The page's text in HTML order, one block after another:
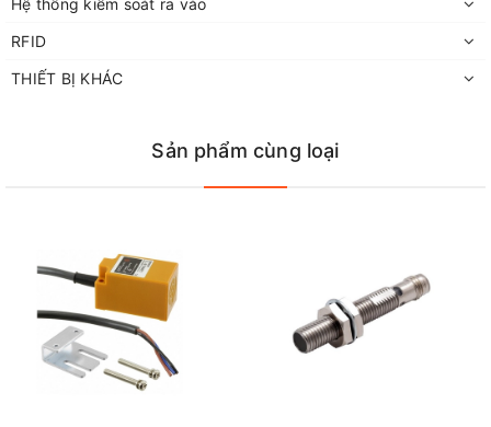
Hệ thống kiểm soát ra vào
RFID
THIẾT BỊ KHÁC
Sản phẩm cùng loại